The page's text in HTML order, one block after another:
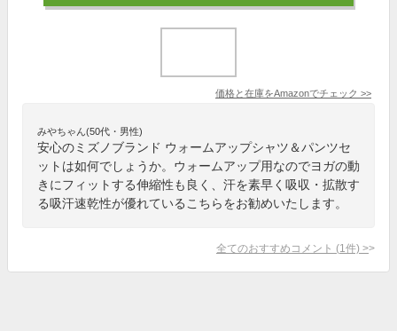
価格と在庫をAmazonでチェック >>
みやちゃん(50代・男性)
安心のミズノブランド ウォームアップシャツ＆パンツセ
ットは如何でしょうか。ウォームアップ用なのでヨガの動
きにフィットする伸縮性も良く、汗を素早く吸収・拡散す
る吸汗速乾性が優れているこちらをお勧めいたします。
全てのおすすめコメント (1 件) >